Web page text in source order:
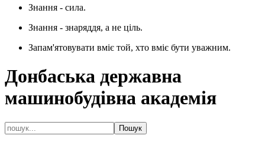
Знання - сила.
Знання - знаряддя, а не ціль.
Запам'ятовувати вміє той, хто вміє бути уважним.
Донбаська державна
машинобудівна академія